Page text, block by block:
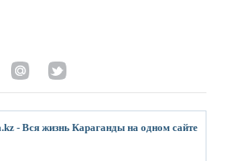
- Вся жизнь Караганды на одном сайте